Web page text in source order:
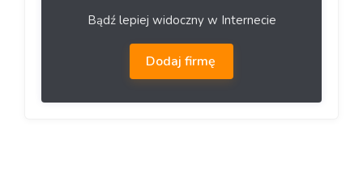
Bądź lepiej widoczny w Internecie
Dodaj firmę